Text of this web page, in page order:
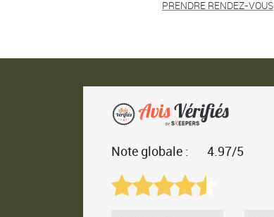
PRENDRE RENDEZ-VOUS
Note globale : 4.97/5